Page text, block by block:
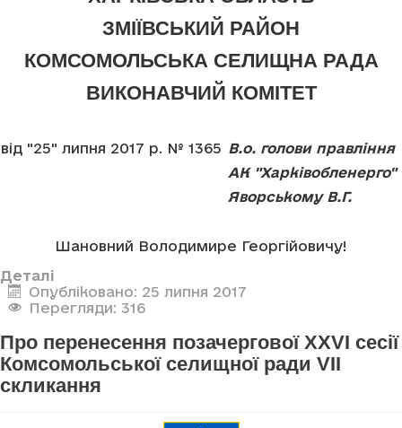
ЗМІЇВСЬКИЙ РАЙОН
КОМСОМОЛЬСЬКА СЕЛИЩНА РАДА
ВИКОНАВЧИЙ КОМІТЕТ
від "25" липня 2017 р. № 1365 В.о. голови правління
АК "Харківобленерго"
Яворському В.Г.
Шановний Володимире Георгійовичу!
Деталі
Опубліковано: 25 липня 2017
Перегляди: 316
Про перенесення позачергової XXVI сесії
Комсомольської селищної ради VII
скликання